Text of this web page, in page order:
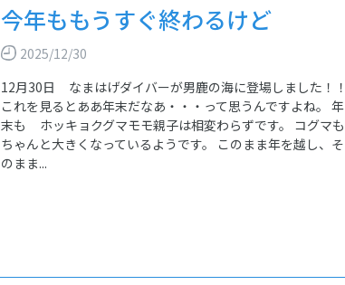
今年ももうすぐ終わるけど
2025/12/30
12月30日 なまはげダイバーが男鹿の海に登場しました！！
これを見るとああ年末だなあ・・・って思うんですよね。 年
末も ホッキョクグマモモ親子は相変わらずです。 コグマも
ちゃんと大きくなっているようです。 このまま年を越し、そ
のまま...